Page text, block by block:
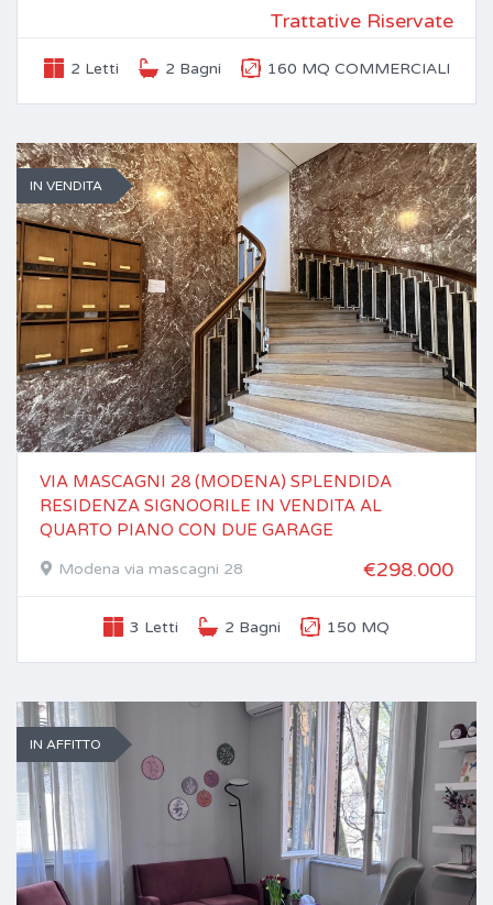
Trattative Riservate
2 Letti 2 Bagni 160 MQ COMMERCIALI
IN VENDITA
VIA MASCAGNI 28 (MODENA) SPLENDIDA
RESIDENZA SIGNOORILE IN VENDITA AL
QUARTO PIANO CON DUE GARAGE
Modena via mascagni 28 €298.000
3 Letti 2 Bagni 150 MQ
IN AFFITTO